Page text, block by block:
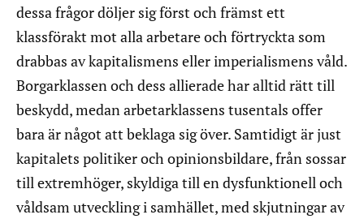
dessa frågor döljer sig först och främst ett
klassförakt mot alla arbetare och förtryckta som
drabbas av kapitalismens eller imperialismens våld.
Borgarklassen och dess allierade har alltid rätt till
beskydd, medan arbetarklassens tusentals offer
bara är något att beklaga sig över. Samtidigt är just
kapitalets politiker och opinionsbildare, från sossar
till extremhöger, skyldiga till en dysfunktionell och
våldsam utveckling i samhället, med skjutningar av